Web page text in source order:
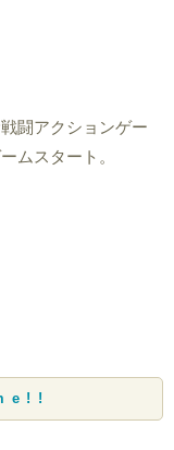
闘アクションゲー
ムスタート。